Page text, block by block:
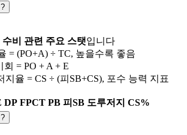
?
수비 관련 주요 스탯입니다
= (PO+A) ÷ TC, 높을수록 좋음
회 = PO + A + E
지율 = CS ÷ (피SB+CS), 포수 능력 지표
DP FPCT PB 피SB 도루저지 CS%
?